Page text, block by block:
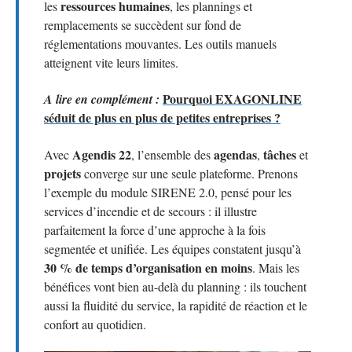
lesressources humaines, les plannings et
remplacements se succèdent sur fond de
réglementations mouvantes. Les outils manuels
atteignent vite leurs limites.
A lire en complément : Pourquoi EXAGONLINE
séduit de plus en plus de petites entreprises ?
Avec Agendis 22, l’ensemble desagendas, tâcheset
projetsconverge sur une seule plateforme. Prenons
l’exemple du module SIRENE 2.0, pensé pour les
services d’incendie et de secours : il illustre
parfaitement la force d’une approche à la fois
segmentée et unifiée. Les équipes constatent jusqu’à
30 % de temps d’organisation en moins. Mais les
bénéfices vont bien au-delà du planning : ils touchent
aussi la fluidité du service, la rapidité de réaction et le
confort au quotidien.